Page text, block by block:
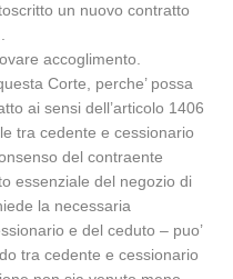
un nuovo contratto
accoglimento.
Corte, perche’ possa
ai sensi dell’articolo 1406
tra cedente e cessionario
del contraente
essenziale del negozio di
la necessaria
e del ceduto – puo’
tra cedente e cessionario